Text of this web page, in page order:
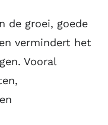
de groei, goede
vermindert het
Vooral